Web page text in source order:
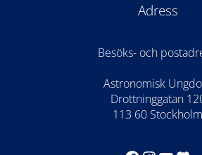
Adress
Besöks- och
Astronomisk
Drottninggatan
113 60 Stockholm